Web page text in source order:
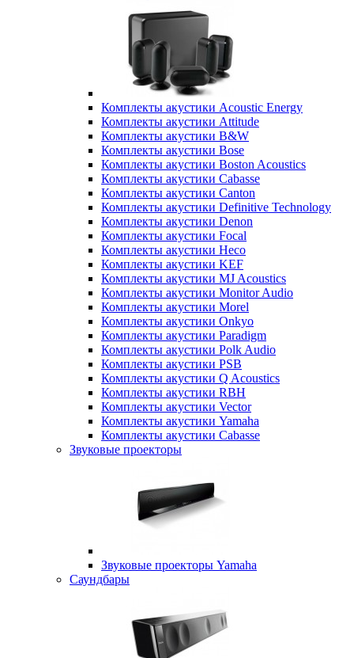
Комплекты акустики Acoustic Energy
Комплекты акустики Attitude
Комплекты акустики B&W
Комплекты акустики Bose
Комплекты акустики Boston Acoustics
Комплекты акустики Cabasse
Комплекты акустики Canton
Комплекты акустики Definitive Technology
Комплекты акустики Denon
Комплекты акустики Focal
Комплекты акустики Heco
Комплекты акустики KEF
Комплекты акустики MJ Acoustics
Комплекты акустики Monitor Audio
Комплекты акустики Morel
Комплекты акустики Onkyo
Комплекты акустики Paradigm
Комплекты акустики Polk Audio
Комплекты акустики PSB
Комплекты акустики Q Acoustics
Комплекты акустики RBH
Комплекты акустики Vector
Комплекты акустики Yamaha
Комплекты акустики Сabasse
Звуковые проекторы
Звуковые проекторы Yamaha
Саундбары